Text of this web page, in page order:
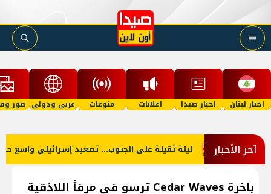
اخبار لبنان اخبار صيدا اعلانات منوعات عربي ودولي صور
آخر الأخبارليلة ثقيلة على الجنوب... تصعيد إسرائيلي واسع حتى الصباح
باخرة Cedar Waves ترسو في مرفأ اللاذقية